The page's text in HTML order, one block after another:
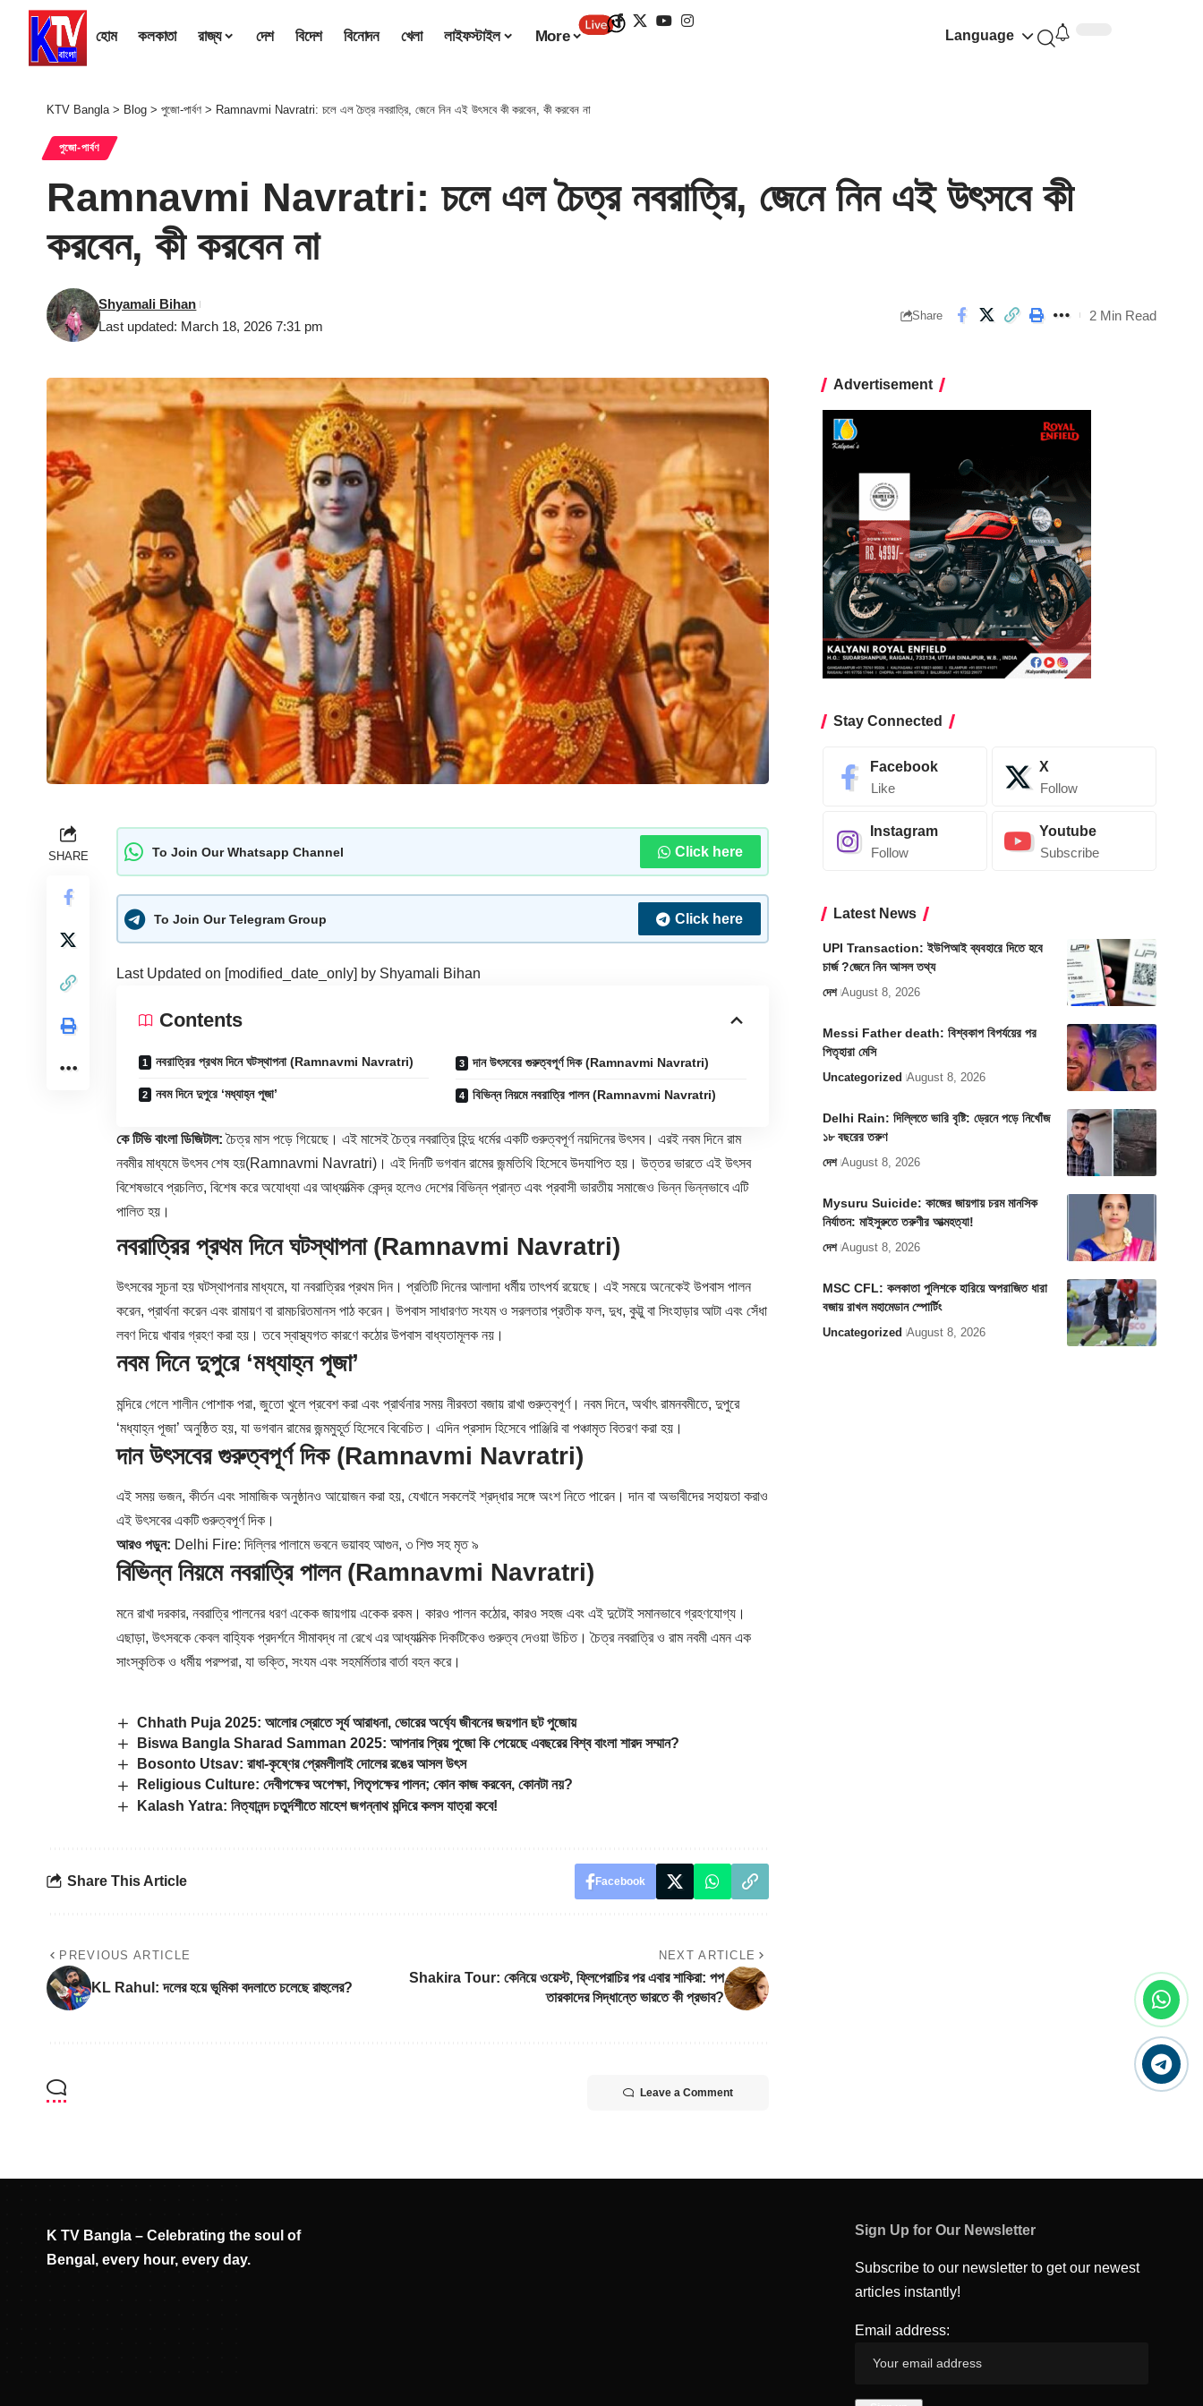
হোম কলকাতা রাজ্য দেশ বিদেশ বিনোদন খেলা লাইফস্টাইল More Language
KTV Bangla> Blog > পুজো-পার্বণ > Ramnavmi Navratri: চলে এল চৈত্র নবরাত্রি, জেনে নিন এই উৎসবে কী করবেন, কী করবেন না
পুজো-পার্বণ
Ramnavmi Navratri: চলে এল চৈত্র নবরাত্রি, জেনে নিন এই উৎসবে কী
করবেন, কী করবেন না
Last updated: March 18, 2026 7:31 pm
Shyamali Bihan
Share 2 Min Read
SHARE To Join Our Whatsapp Channel Click here
To Join Our Telegram Group Click here
Last Updated on [modified_date_only] by Shyamali Bihan
Contents
নবরাত্রির প্রথম দিনে ঘটস্থাপনা (Ramnavmi Navratri)
নবম দিনে দুপুরে ‘মধ্যাহ্ন পূজা’
দান উৎসবের গুরুত্বপূর্ণ দিক (Ramnavmi Navratri)
বিভিন্ন নিয়মে নবরাত্রি পালন (Ramnavmi Navratri)
কে টিভি বাংলা ডিজিটাল:চৈত্র মাস পড়ে গিয়েছে। এই মাসেই চৈত্র নবরাত্রি হিন্দু ধর্মের একটি গুরুত্বপূর্ণ নয়দিনের উৎসব। এরই নবম দিনেরাম
নবমীর মাধ্যমে উৎসব শেষ হয়(Ramnavmi Navratri)। এই দিনটি ভগবান রামের জন্মতিথি হিসেবে উদযাপিত হয়। উত্তর ভারতে এই উৎসব
বিশেষভাবে প্রচলিত, বিশেষ করে অযোধ্যা এর আধ্যাত্মিক কেন্দ্র হলেও দেশের বিভিন্ন প্রান্ত এবং প্রবাসী ভারতীয় সমাজেও ভিন্ন ভিন্নভাবে এটি
পালিত হয়।
নবরাত্রির প্রথম দিনে ঘটস্থাপনা (Ramnavmi Navratri)
উৎসবের সূচনা হয় ঘটস্থাপনার মাধ্যমে, যা নবরাত্রির প্রথম দিন। প্রতিটি দিনের আলাদা ধর্মীয় তাৎপর্য রয়েছে। এই সময়ে অনেকেই উপবাস পালন
করেন, প্রার্থনা করেন এবং রামায়ণ বা রামচরিতমানস পাঠ করেন। উপবাস সাধারণত সংযম ও সরলতার প্রতীক ফল, দুধ, কুট্টু বা সিংহাড়ার আটা এবং সেঁধা
লবণ দিয়ে খাবার গ্রহণ করা হয়। তবে স্বাস্থ্যগত কারণে কঠোর উপবাস বাধ্যতামূলক নয়।
নবম দিনে দুপুরে ‘মধ্যাহ্ন পূজা’
মন্দিরে গেলে শালীন পোশাক পরা, জুতো খুলে প্রবেশ করা এবং প্রার্থনার সময় নীরবতা বজায় রাখা গুরুত্বপূর্ণ। নবম দিনে, অর্থাৎ রামনবমীতে, দুপুরে
‘মধ্যাহ্ন পূজা’ অনুষ্ঠিত হয়, যা ভগবান রামের জন্মমুহূর্ত হিসেবে বিবেচিত। এদিন প্রসাদ হিসেবে পাঞ্জিরি বা পঞ্চামৃত বিতরণ করা হয়।
দান উৎসবের গুরুত্বপূর্ণ দিক (Ramnavmi Navratri)
এই সময় ভজন, কীর্তন এবং সামাজিক অনুষ্ঠানও আয়োজন করা হয়, যেখানে সকলেই শ্রদ্ধার সঙ্গে অংশ নিতে পারেন। দান বা অভাবীদের সহায়তা করাও
এই উৎসবের একটি গুরুত্বপূর্ণ দিক।
আরও পড়ুন: Delhi Fire: দিল্লির পালামে ভবনে ভয়াবহ আগুন, ৩ শিশু সহ মৃত ৯
বিভিন্ন নিয়মে নবরাত্রি পালন (Ramnavmi Navratri)
মনে রাখা দরকার, নবরাত্রি পালনের ধরণ একেক জায়গায় একেক রকম। কারও পালন কঠোর, কারও সহজ এবং এই দুটোই সমানভাবে গ্রহণযোগ্য।
এছাড়া, উৎসবকে কেবল বাহ্যিক প্রদর্শনে সীমাবদ্ধ না রেখে এর আধ্যাত্মিক দিকটিকেও গুরুত্ব দেওয়া উচিত। চৈত্র নবরাত্রি ও রাম নবমী এমন এক
সাংস্কৃতিক ও ধর্মীয় পরম্পরা, যা ভক্তি, সংযম এবং সহমর্মিতার বার্তা বহন করে।
Chhath Puja 2025: আলোর স্রোতে সূর্য আরাধনা, ভোরের অর্ঘ্যে জীবনের জয়গান ছট পুজোয়
Biswa Bangla Sharad Samman 2025: আপনার প্রিয় পুজো কি পেয়েছে এবছরের বিশ্ব বাংলা শারদ সম্মান?
Bosonto Utsav: রাধা-কৃষ্ণের প্রেমলীলাই দোলের রঙের আসল উৎস
Religious Culture: দেবীপক্ষের অপেক্ষা, পিতৃপক্ষের পালন; কোন কাজ করবেন, কোনটা নয়?
Kalash Yatra: নিত্যানন্দ চতুর্দশীতে মাহেশ জগন্নাথ মন্দিরে কলস যাত্রা কবে!
Share This Article Facebook
PREVIOUS ARTICLE
KL Rahul: দলের হয়ে ভূমিকা বদলাতে চলেছে রাহুলের?
NEXT ARTICLE
Shakira Tour: কেনিয়ে ওয়েস্ট, ফ্লিপেরাচির পর এবার শাকিরা: পপ
তারকাদের সিদ্ধান্তে ভারতে কী প্রভাব?
Leave a Comment
Advertisement
Stay Connected
Facebook
Like
X
Follow
Instagram
Follow
Youtube
Subscribe
Latest News
UPI Transaction: ইউপিআই ব্যবহারে দিতে হবে
চার্জ ?জেনে নিন আসল তথ্য
দেশ August 8, 2026
Messi Father death: বিশ্বকাপ বিপর্যয়ের পর
পিতৃহারা মেসি
Uncategorized August 8, 2026
Delhi Rain: দিল্লিতে ভারি বৃষ্টি: ড্রেনে পড়ে নিখোঁজ
১৮ বছরের তরুণ
দেশ August 8, 2026
Mysuru Suicide: কাজের জায়গায় চরম মানসিক
নির্যাতন: মাইসুরুতে তরুণীর আত্মহত্যা!
দেশ August 8, 2026
MSC CFL: কলকাতা পুলিশকে হারিয়ে অপরাজিত ধারা
বজায় রাখল মহামেডান স্পোর্টিং
Uncategorized August 8, 2026
K TV Bangla – Celebrating the soul of
Bengal, every hour, every day.
Sign Up for Our Newsletter
Subscribe to our newsletter to get our newest
articles instantly!
Email address: